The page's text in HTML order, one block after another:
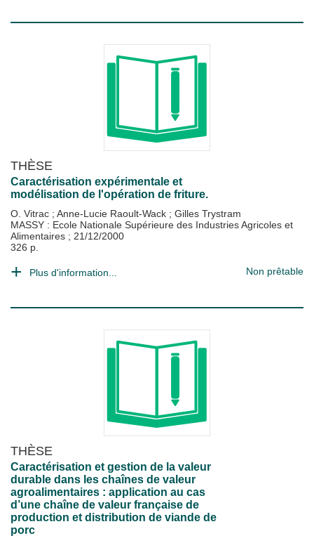
THÈSE
Caractérisation expérimentale et
modélisation de l'opération de friture.
O. Vitrac ; Anne-Lucie Raoult-Wack ; Gilles Trystram
MASSY : Ecole Nationale Supérieure des Industries Agricoles et
Alimentaires ; 21/12/2000
326 p.
Plus d'information... Non prêtable
THÈSE
Caractérisation et gestion de la valeur
durable dans les chaînes de valeur
agroalimentaires : application au cas
d’une chaîne de valeur française de
production et distribution de viande de
porc